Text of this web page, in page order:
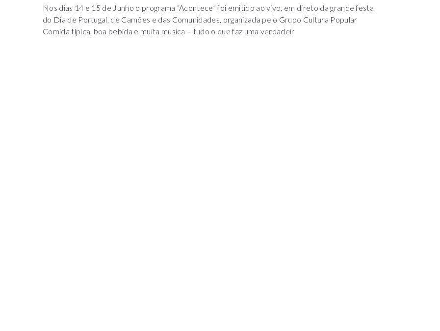
Nos dias 14 e 15 de Junho o programa “Acontece” foi emitido ao vivo, em direto da grande festa
do Dia de Portugal, de Camões e das Comunidades, organizada pelo Grupo Cultura Popular
Comida típica, boa bebida e muita música – tudo o que faz uma verdadeir